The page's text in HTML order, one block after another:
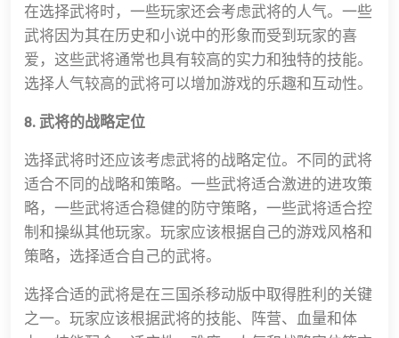
在选择武将时，一些玩家还会考虑武将的人气。一些
武将因为其在历史和小说中的形象而受到玩家的喜
爱，这些武将通常也具有较高的实力和独特的技能。
选择人气较高的武将可以增加游戏的乐趣和互动性。
8. 武将的战略定位
选择武将时还应该考虑武将的战略定位。不同的武将
适合不同的战略和策略。一些武将适合激进的进攻策
略，一些武将适合稳健的防守策略，一些武将适合控
制和操纵其他玩家。玩家应该根据自己的游戏风格和
策略，选择适合自己的武将。
选择合适的武将是在三国杀移动版中取得胜利的关键
之一。玩家应该根据武将的技能、阵营、血量和体